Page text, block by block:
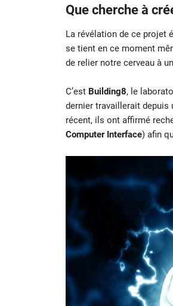
Que cherche à
La révélation de ce projet
se tient en ce moment
de relier notre cerveau à
C’estBuilding8, le
dernier travaillerait depuis
récent, ils ont affirmé
Computer Interface) afin